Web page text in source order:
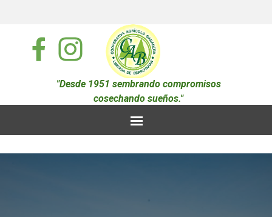
"Desde 1951 sembrando compromisos
cosechando sueños."